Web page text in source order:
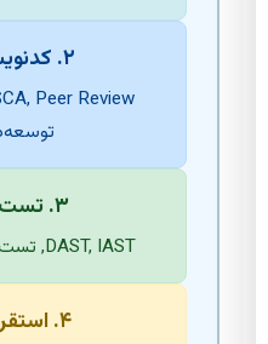
۲. کدنویسی امن 🔒
۳. تست مداوم 🧪
DAST, IAST, تست نفوذ، Bug Bounty
۴. استقرار امن 🚀